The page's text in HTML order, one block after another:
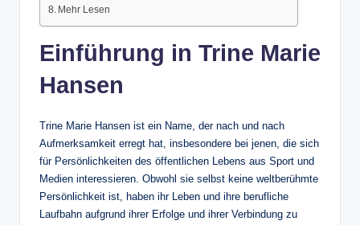
Mehr Lesen
Einführung in Trine Marie
Hansen
Trine Marie Hansen ist ein Name, der nach und nach
Aufmerksamkeit erregt hat, insbesondere bei jenen, die sich
für Persönlichkeiten des öffentlichen Lebens aus Sport und
Medien interessieren. Obwohl sie selbst keine weltberühmte
Persönlichkeit ist, haben ihr Leben und ihre berufliche
Laufbahn aufgrund ihrer Erfolge und ihrer Verbindung zu